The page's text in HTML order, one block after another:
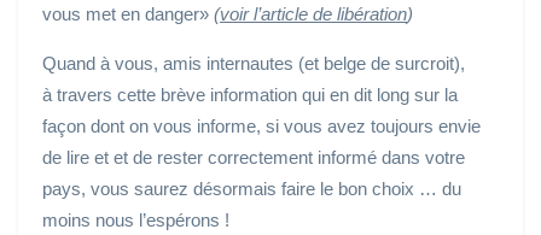
vous met en danger» (voir l’article de libération)
Quand à vous, amis internautes (et belge de surcroit),
à travers cette brève information qui en dit long sur la
façon dont on vous informe, si vous avez toujours envie
de lire et et de rester correctement informé dans votre
pays, vous saurez désormais faire le bon choix … du
moins nous l’espérons !